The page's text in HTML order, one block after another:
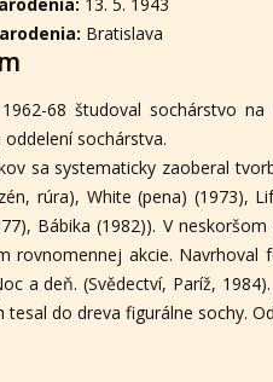
Bratislava
68 študoval sochárstvo
sochárstva.
sa systematicky zaoberal
rúra), White (pena) (1973),
Bábika (1982)). V
rovnomennej akcie.
a deň. (Svědectví, Paríž,
tesal do dreva figurálne sochy.